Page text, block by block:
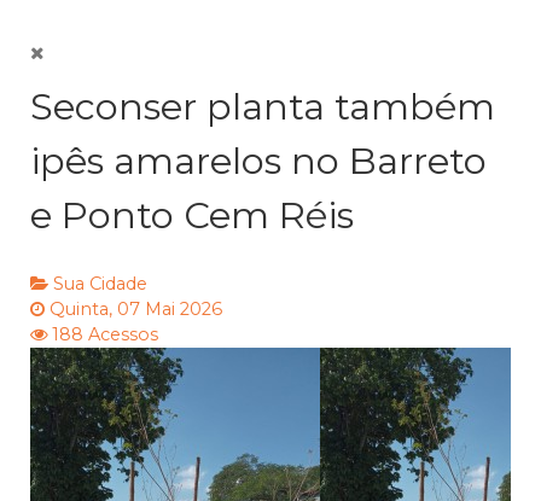
Seconser planta também
ipês amarelos no Barreto
e Ponto Cem Réis
Sua Cidade
Quinta, 07 Mai 2026
188 Acessos